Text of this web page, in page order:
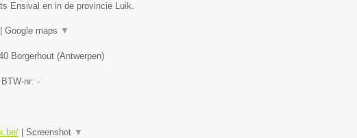
Ensival en in de provincie Luik.
Google maps ▼
Borgerhout(Antwerpen)
nr: -
| Screenshot ▼